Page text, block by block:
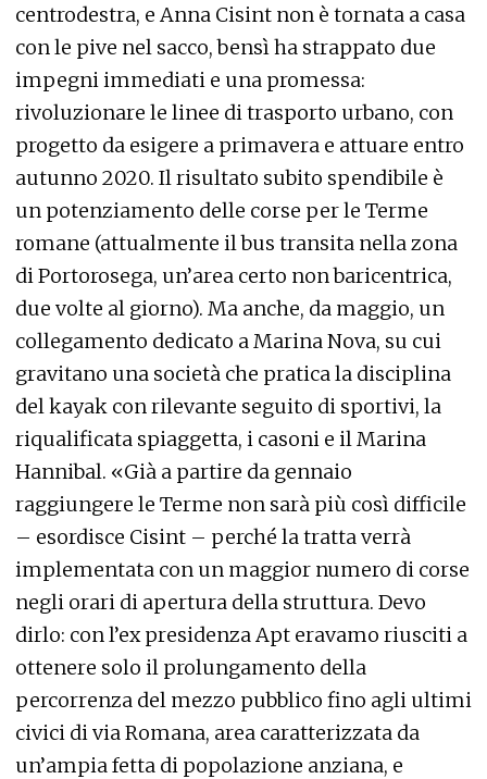
centrodestra, e Anna Cisint non è tornata a casa
con le pive nel sacco, bensì ha strappato due
impegni immediati e una promessa:
rivoluzionare le linee di trasporto urbano, con
progetto da esigere a primavera e attuare entro
autunno 2020. Il risultato subito spendibile è
un potenziamento delle corse per le Terme
romane (attualmente il bus transita nella zona
di Portorosega, un’area certo non baricentrica,
due volte al giorno). Ma anche, da maggio, un
collegamento dedicato a Marina Nova, su cui
gravitano una società che pratica la disciplina
del kayak con rilevante seguito di sportivi, la
riqualificata spiaggetta, i casoni e il Marina
Hannibal. «Già a partire da gennaio
raggiungere le Terme non sarà più così difficile
– esordisce Cisint – perché la tratta verrà
implementata con un maggior numero di corse
negli orari di apertura della struttura. Devo
dirlo: con l’ex presidenza Apt eravamo riusciti a
ottenere solo il prolungamento della
percorrenza del mezzo pubblico fino agli ultimi
civici di via Romana, area caratterizzata da
un’ampia fetta di popolazione anziana, e